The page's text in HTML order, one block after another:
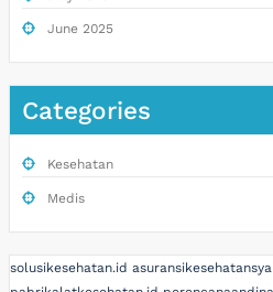
June 2025
Categories
Kesehatan
Medis
solusikesehatan.id